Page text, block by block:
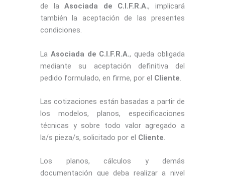
de laAsociada de C.I.F.R.A., implicará
también la aceptación de las presentes
condiciones.
La Asociada de C.I.F.R.A., queda obligada
mediante su aceptación definitiva del
pedido formulado, en firme, por el Cliente
Las cotizaciones están basadas a partir de
los modelos, planos, especificaciones
técnicas y sobre todo valor agregado a
la/s pieza/s, solicitado por el Cliente.
Los planos, cálculos y demás
documentación que deba realizar a nivel